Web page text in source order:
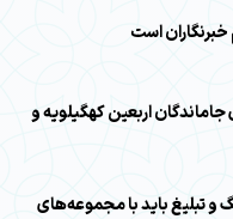
است
جاماندگان اربعین کهگیلویه و
و تبلیغ باید با مجموعه‌های